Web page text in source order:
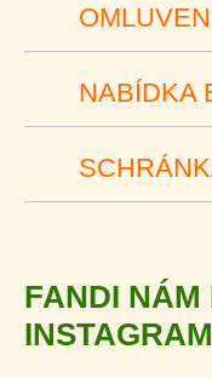
NABÍDKA
FANDI NÁM